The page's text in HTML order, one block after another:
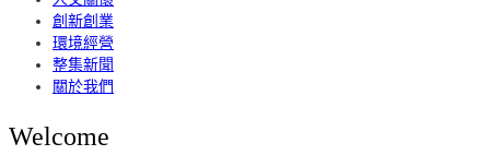
創新創業
環境經營
整集新聞
關於我們
Welcome